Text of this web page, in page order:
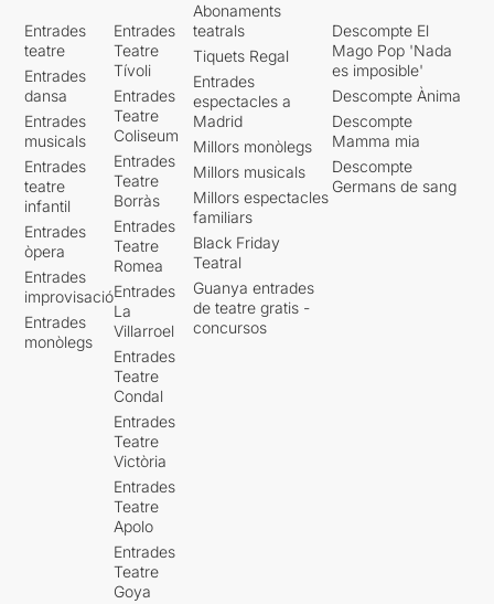
Entrades
teatre
Entrades
dansa
Entrades
musicals
Entrades
teatre
infantil
Entrades
òpera
Entrades
improvisació
Entrades
monòlegs
Entrades
Teatre
Tívoli
Entrades
Teatre
Coliseum
Entrades
Teatre
Borràs
Entrades
Teatre
Romea
Entrades
La
Villarroel
Entrades
Teatre
Condal
Entrades
Teatre
Victòria
Entrades
Teatre
Apolo
Entrades
Teatre
Goya
Abonaments
teatrals
Tiquets Regal
Entrades
espectacles a
Madrid
Millors monòlegs
Millors musicals
Millors espectacles
familiars
Black Friday
Teatral
Guanya entrades
de teatre gratis -
concursos
Descompte El
Mago Pop 'Nada
es imposible'
Descompte Ànima
Descompte
Mamma mia
Descompte
Germans de sang